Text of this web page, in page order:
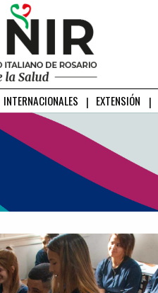
INTERNACIONALES EXTENSIÓN